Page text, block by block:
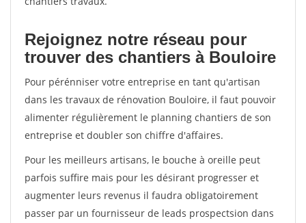
Rejoignez notre réseau pour
trouver des chantiers à Bouloire
Pour pérénniser votre entreprise en tant qu'artisan
dans les travaux de rénovation Bouloire, il faut pouvoir
alimenter régulièrement le planning chantiers de son
entreprise et doubler son chiffre d'affaires.
Pour les meilleurs artisans, le bouche à oreille peut
parfois suffire mais pour les désirant progresser et
augmenter leurs revenus il faudra obligatoirement
passer par un fournisseur de leads prospectsion dans